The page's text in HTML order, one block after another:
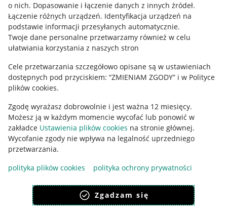
o nich. Dopasowanie i łączenie danych z innych źródeł.
Łączenie różnych urządzeń. Identyfikacja urządzeń na
podstawie informacji przesyłanych automatycznie.
Twoje dane personalne przetwarzamy również w celu
ułatwiania korzystania z naszych stron
Cele przetwarzania szczegółowo opisane są w ustawieniach
dostępnych pod przyciskiem: “ZMIENIAM ZGODY” i w Polityce
plików cookies.
Zgodę wyrażasz dobrowolnie i jest ważna 12 miesięcy.
Możesz ją w każdym momencie wycofać lub ponowić w
zakładce Ustawienia plików cookies na stronie głównej.
Wycofanie zgody nie wpływa na legalność uprzedniego
przetwarzania.
polityka plików cookies
polityka ochrony prywatności
Zgadzam się
Regulamin
Polityka plików "cookies"
Ustawienia plików "cookies"
Udostępnianie lokalizacji
Informacje dla Aktu o Usługach Cyfrowych
Pobierz aplikację